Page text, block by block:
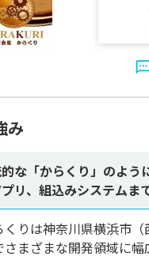
み
な「からくり」のよ
リ、組込みシステムま
りは神奈川県横浜市
まざまな開発領域に幅